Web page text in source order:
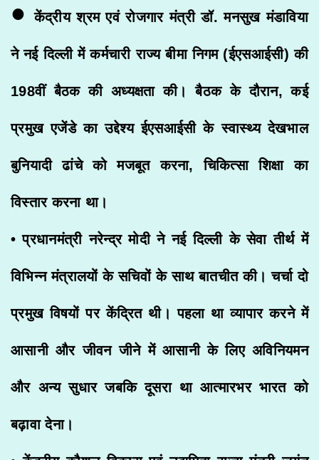
•केंद्रीय श्रम एवं रोजगार मंत्री डॉ. मनसुख मंडाविया
ने नई दिल्ली में कर्मचारी राज्य बीमा निगम (ईएसआईसी) की
198वीं बैठक की अध्यक्षता की। बैठक के दौरान, कई
प्रमुख एजेंडे का उद्देश्य ईएसआईसी के स्वास्थ्य देखभाल
बुनियादी ढांचे को मजबूत करना, चिकित्सा शिक्षा का
विस्तार करना था।
• प्रधानमंत्री नरेन्द्र मोदी ने नई दिल्ली के सेवा तीर्थ में
विभिन्न मंत्रालयों के सचिवों के साथ बातचीत की। चर्चा दो
प्रमुख विषयों पर केंद्रित थी। पहला था व्यापार करने में
आसानी और जीवन जीने में आसानी के लिए अविनियमन
और अन्य सुधार जबकि दूसरा था आत्मारभर भारत को
बढ़ावा देना।